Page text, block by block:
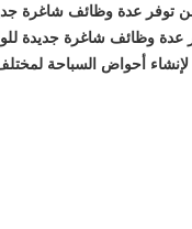
عدة وظائف شاغرة
أحواض السباحة لمختلف